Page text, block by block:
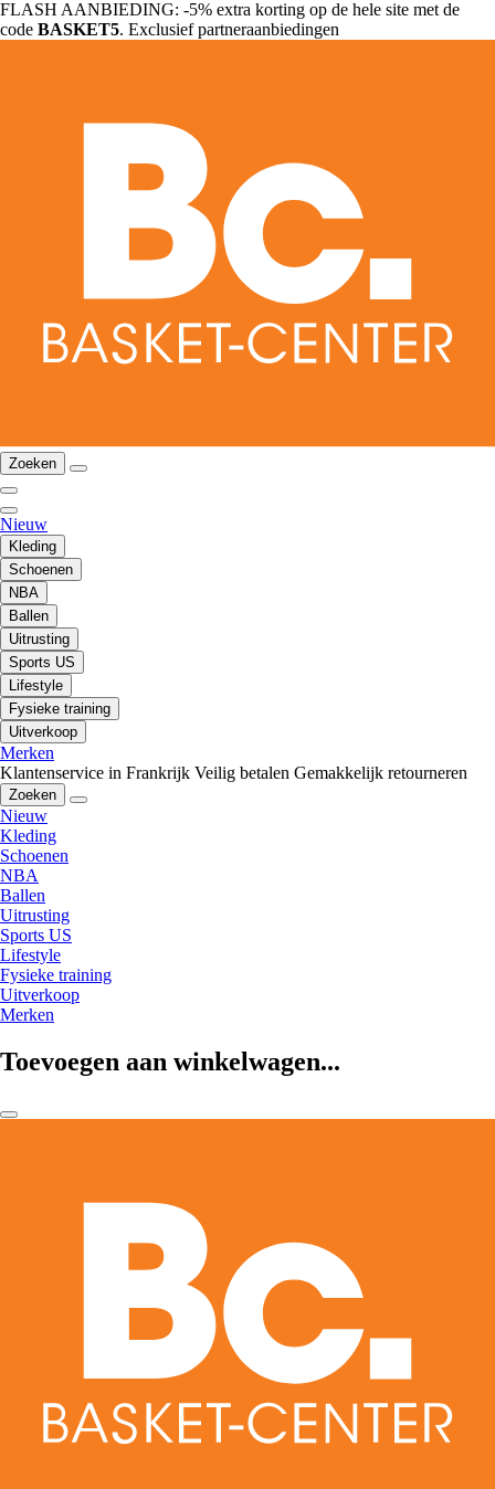
FLASH AANBIEDING: -5% extra korting op de hele site met de
code BASKET5. Exclusief partneraanbiedingen
Zoeken
Nieuw
Kleding
Schoenen
NBA
Ballen
Uitrusting
Sports US
Lifestyle
Fysieke training
Uitverkoop
Merken
Klantenservice in Frankrijk Veilig betalen Gemakkelijk retourneren
Zoeken
Nieuw
Kleding
Schoenen
NBA
Ballen
Uitrusting
Sports US
Lifestyle
Fysieke training
Uitverkoop
Merken
Toevoegen aan winkelwagen...